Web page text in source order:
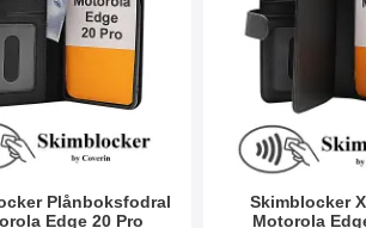
Plånboksfodral
Edge 20 Pro
Skimblocker
Motorola